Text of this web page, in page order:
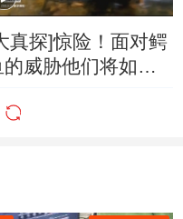
真探]惊险！面对鳄
威胁他们将如何